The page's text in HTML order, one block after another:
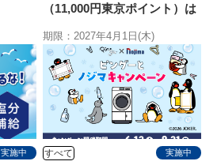
（11,000円東京ポイント）は
期限：2027年4月1日(木)
実施中 すべて 実施中